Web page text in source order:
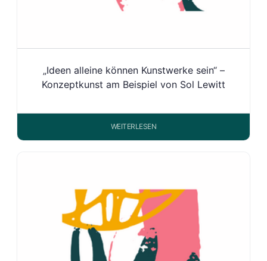
„Ideen alleine können Kunstwerke sein“ –
Konzeptkunst am Beispiel von Sol Lewitt
WEITERLESEN